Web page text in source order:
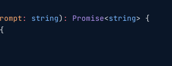
: string) : Promise<string> {